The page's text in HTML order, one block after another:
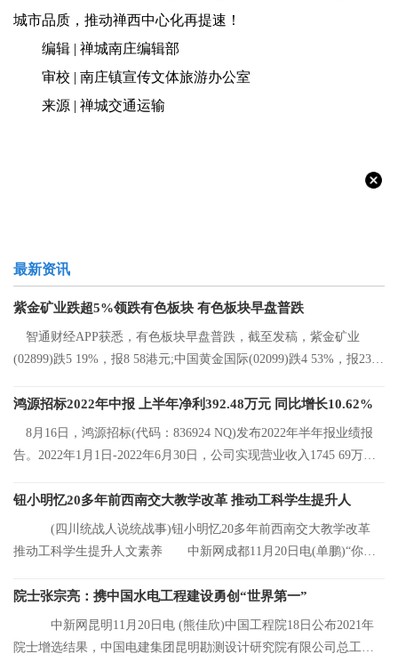
城市品质，推动禅西中心化再提速！
编辑 | 禅城南庄编辑部
审校 | 南庄镇宣传文体旅游办公室
来源 | 禅城交通运输
最新资讯
紫金矿业跌超5%领跌有色板块 有色板块早盘普跌
智通财经APP获悉，有色板块早盘普跌，截至发稿，紫金矿业
(02899)跌5 19%，报8 58港元;中国黄金国际(02099)跌4 53%，报23 2
鸿源招标2022年中报 上半年净利392.48万元 同比增长10.62%
8月16日，鸿源招标(代码：836924 NQ)发布2022年半年报业绩报
告。2022年1月1日-2022年6月30日，公司实现营业收入1745 69万
钮小明忆20多年前西南交大教学改革 推动工科学生提升人
(四川统战人说统战事)钮小明忆20多年前西南交大教学改革
推动工科学生提升人文素养 中新网成都11月20日电(单鹏)“你们
院士张宗亮：携中国水电工程建设勇创“世界第一”
中新网昆明11月20日电 (熊佳欣)中国工程院18日公布2021年
院士增选结果，中国电建集团昆明勘测设计研究院有限公司总工程